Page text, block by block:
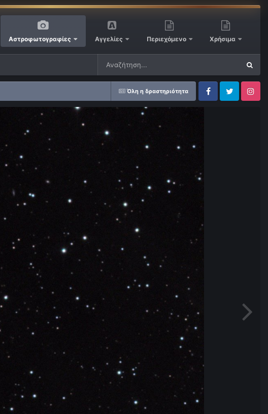
Αστροφωτογραφίες Αγγελίες Περιεχόμενο Χρήσιμα
Όλη η δραστηριότητα
FacebookTwitter Instagram